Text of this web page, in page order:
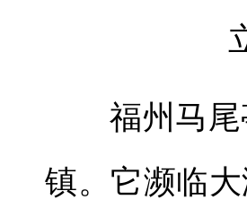
福州马
镇。它濒临